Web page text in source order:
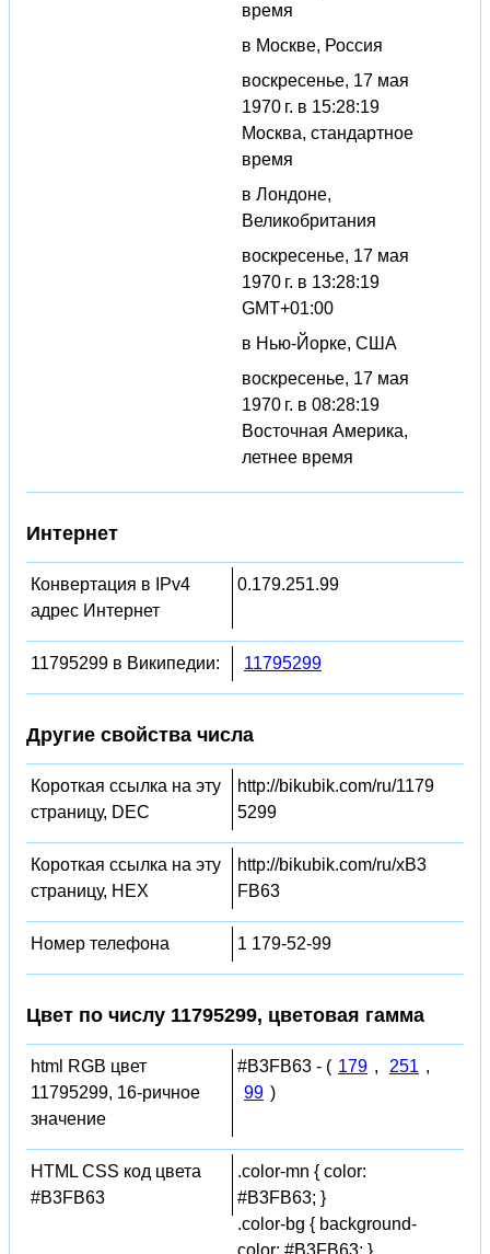
время
в Москве, Россия
воскресенье, 17 мая
1970 г. в 15:28:19
Москва, стандартное
время
в Лондоне,
Великобритания
воскресенье, 17 мая
1970 г. в 13:28:19
GMT+01:00
в Нью-Йорке, США
воскресенье, 17 мая
1970 г. в 08:28:19
Восточная Америка,
летнее время
Интернет
Конвертация в IPv4
адрес Интернет
0.179.251.99
11795299 в Википедии: 11795299
Другие свойства числа
Короткая ссылка на эту
страницу, DEC
http://bikubik.com/ru/1179
5299
Короткая ссылка на эту
страницу, HEX
http://bikubik.com/ru/xB3
FB63
Номер телефона 1 179-52-99
Цвет по числу 11795299, цветовая гамма
html RGB цвет
11795299, 16-ричное
значение
#B3FB63 - ( 179 , 251 ,
99 )
HTML CSS код цвета
#B3FB63
.color-mn { color:
#B3FB63; }
.color-bg { background-
color: #B3FB63; }